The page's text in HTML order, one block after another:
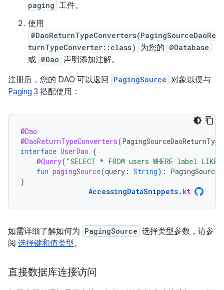
paging 工件。
使用
@DaoReturnTypeConverters(PagingSourceDaoRe
turnTypeConverter::class)
为您的 @Database
或 @Dao 声明添加注解。
注册后，您的 DAO 可以返回
PagingSource 对象以便与
Paging 3 搭配使用：
@Dao
@DaoReturnTypeConverters(
interface UserDao {
@Query( "SELECT * FROM users WHERE label
fun pagingSource(query : String):
}
AccessingDataSnippets. kt
如需详细了解如何为 PagingSource 选择类型参数，请参
阅 选择键和值类型。
直接数据库连接访问